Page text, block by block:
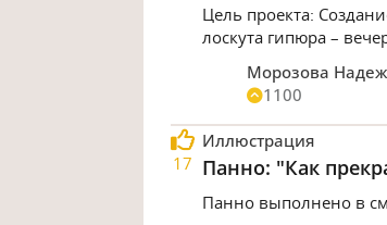
Цель проекта:
лоскута гипюра –
Морозова
1100
17
Иллюстрация
Панно: "Как
Панно выполнено в